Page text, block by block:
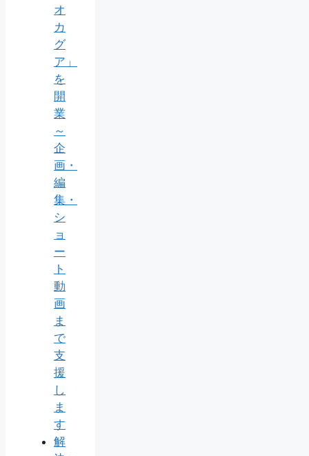
オ
カ
グ
ア」
を
開
業
～
企
画・
編
集・
シ
ョ
ー
ト
動
画
ま
で
支
援
し
ま
す
解